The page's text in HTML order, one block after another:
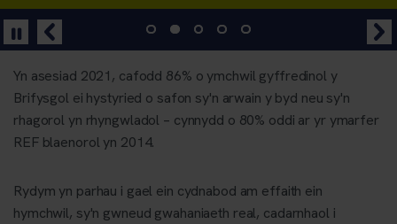
NHS Wales?'
Yn asesiad 2021, cafodd 86% o ymchwil gyffredinol y
Brifysgol ei hystyried o safon sy'n arwain y byd neu sy'n
rhagorol yn rhyngwladol – cynnydd o 80% oddi ar yr ymarfer
REF blaenorol yn 2014.
Rydym yn parhau i gael ein cydnabod am effaith ein
hymchwil, sy'n gwneud gwahaniaeth real, cadarnhaol i